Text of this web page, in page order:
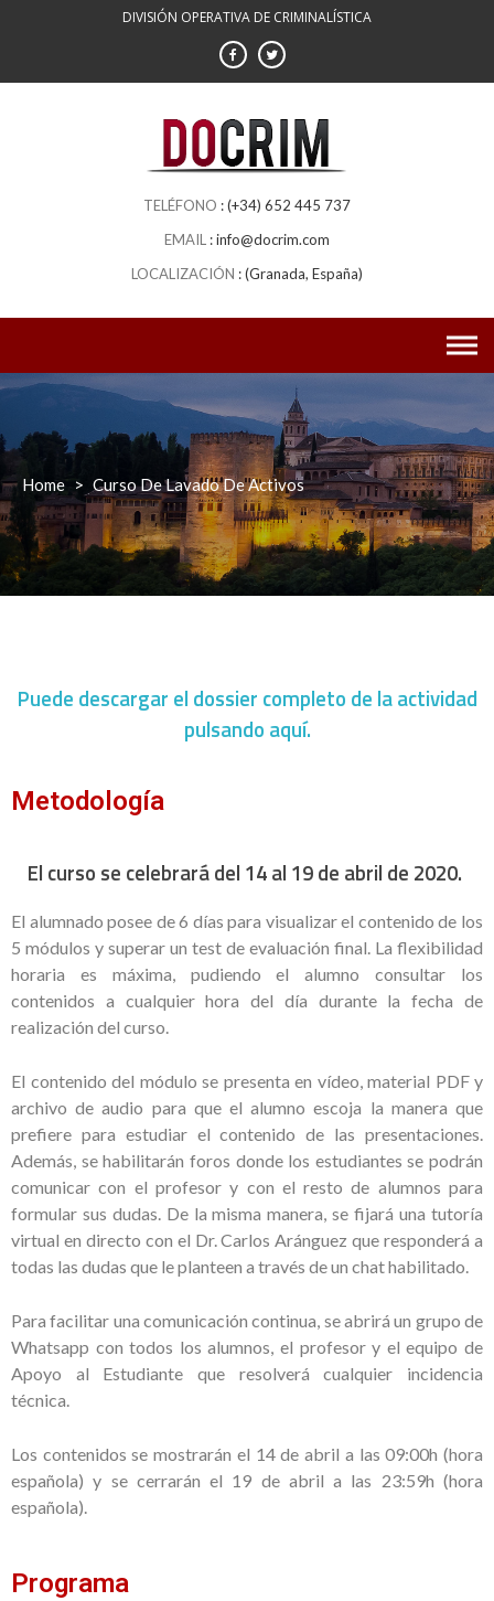
DIVISIÓN OPERATIVA DE CRIMINALÍSTICA
(+34) 652 445 737
info@docrim.com
(Granada, España)
Home > Curso De Lavado De Activos
Puede descargar el dossier completo de la actividad
pulsando aquí.
Metodología
El curso se celebrará del 14 al 19 de abril de 2020.
El alumnado posee de 6 días para visualizar el contenido de los
5 módulos y superar un test de evaluación final. La flexibilidad
horaria es máxima, pudiendo el alumno consultar los
contenidos a cualquier hora del día durante la fecha de
realización del curso.
El contenido del módulo se presenta en vídeo, material PDF y
archivo de audio para que el alumno escoja la manera que
prefiere para estudiar el contenido de las presentaciones.
Además, se habilitarán foros donde los estudiantes se podrán
comunicar con el profesor y con el resto de alumnos para
formular sus dudas. De la misma manera, se fijará una tutoría
virtual en directo con el Dr. Carlos Aránguez que responderá a
todas las dudas que le planteen a través de un chat habilitado.
Para facilitar una comunicación continua, se abrirá un grupo de
Whatsapp con todos los alumnos, el profesor y el equipo de
Apoyo al Estudiante que resolverá cualquier incidencia
técnica.
Los contenidos se mostrarán el 14 de abril a las 09:00h (hora
española) y se cerrarán el 19 de abril a las 23:59h (hora
española).
Programa